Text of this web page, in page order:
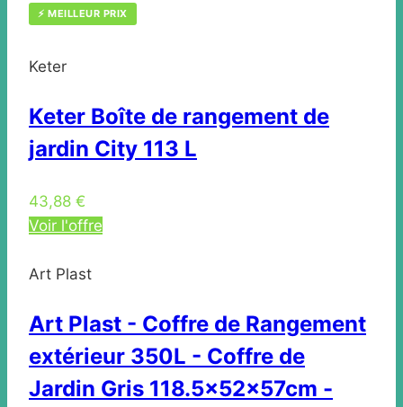
⚡ MEILLEUR PRIX
Keter
Keter Boîte de rangement de
jardin City 113 L
43,88 €
Voir l'offre
Art Plast
Art Plast - Coffre de Rangement
extérieur 350L - Coffre de
Jardin Gris 118.5x52x57cm -